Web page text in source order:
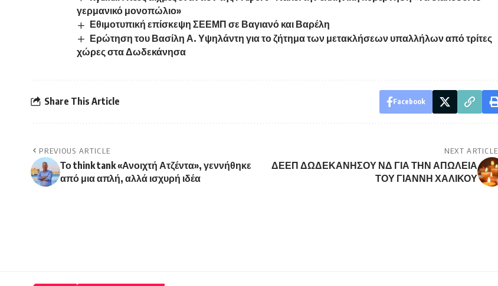
γερμανικό μονοπώλιο»
Εθιμοτυπική επίσκεψη ΣΕΕΜΠ σε Βαγιανό και Βαρέλη
Ερώτηση του Βασίλη Α. Υψηλάντη για το ζήτημα των μετακλήσεων υπαλλήλων από τρίτες
χώρες στα Δωδεκάνησα
Share This Article Facebook
PREVIOUS ARTICLE
Το think tank «Ανοιχτή Ατζέντα», γεννήθηκε
από μια απλή, αλλά ισχυρή ιδέα
NEXT ARTICLE
ΔΕΕΠ ΔΩΔΕΚΑΝΗΣΟΥ ΝΔ ΓΙΑ ΤΗΝ ΑΠΩΛΕΙΑ
ΤΟΥ ΓΙΑΝΝΗ ΧΑΛΙΚΟΥ